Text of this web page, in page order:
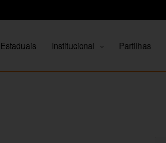
Estaduais Institucional Partilhas